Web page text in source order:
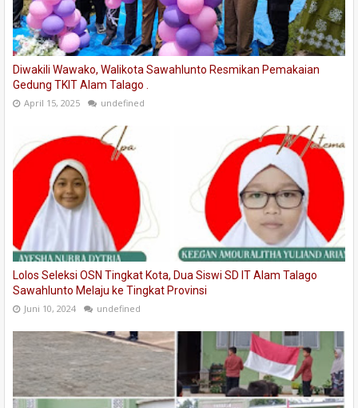
Diwakili Wawako, Walikota Sawahlunto Resmikan Pemakaian
Gedung TKIT Alam Talago .
April 15, 2025 undefined
Lolos Seleksi OSN Tingkat Kota, Dua Siswi SD IT Alam Talago
Sawahlunto Melaju ke Tingkat Provinsi
Juni 10, 2024 undefined